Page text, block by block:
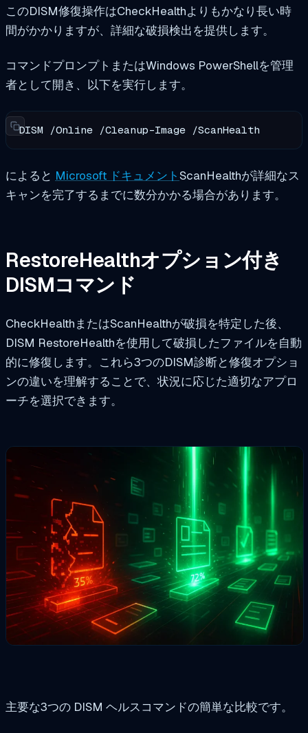
このDISM修復操作はCheckHealthよりもかなり長い時
間がかかりますが、詳細な破損検出を提供します。
コマンドプロンプトまたはWindows PowerShellを管理
者として開き、以下を実行します。
DISM /Online /Cleanup-Image /ScanHealth
によると Microsoft ドキュメントScanHealthが詳細なス
キャンを完了するまでに数分かかる場合があります。
RestoreHealthオプション付き
DISMコマンド
CheckHealthまたはScanHealthが破損を特定した後、
DISM RestoreHealthを使用して破損したファイルを自動
的に修復します。これら3つのDISM診断と修復オプショ
ンの違いを理解することで、状況に応じた適切なアプロ
ーチを選択できます。
主要な3つの DISM ヘルスコマンドの簡単な比較です。